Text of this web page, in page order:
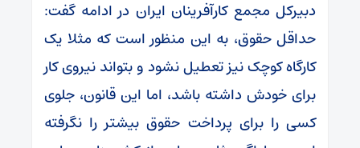
دبیرکل مجمع کارآفرینان ایران در ادامه گفت:
حداقل حقوق، به این منظور است که مثلا یک
کارگاه کوچک نیز تعطیل نشود و بتواند نیروی کار
برای خودش داشته باشد، اما این قانون، جلوی
کسی را برای پرداخت حقوق بیشتر را نگرفته